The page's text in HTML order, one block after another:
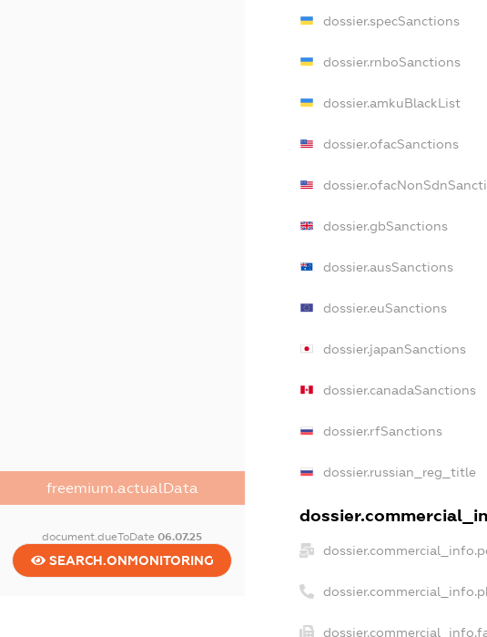
freemium.actualData
document.dueToDate06.07.25
SEARCH.ONMONITORING
dossier.specSanctions
dossier.rnboSanctions
dossier.amkuBlackList
dossier.ofacSanctions
dossier.gbSanctions
dossier.ausSanctions
dossier.euSanctions
dossier.japanSanctions
dossier.canadaSanctions
dossier.rfSanctions
dossier.russian_reg_title